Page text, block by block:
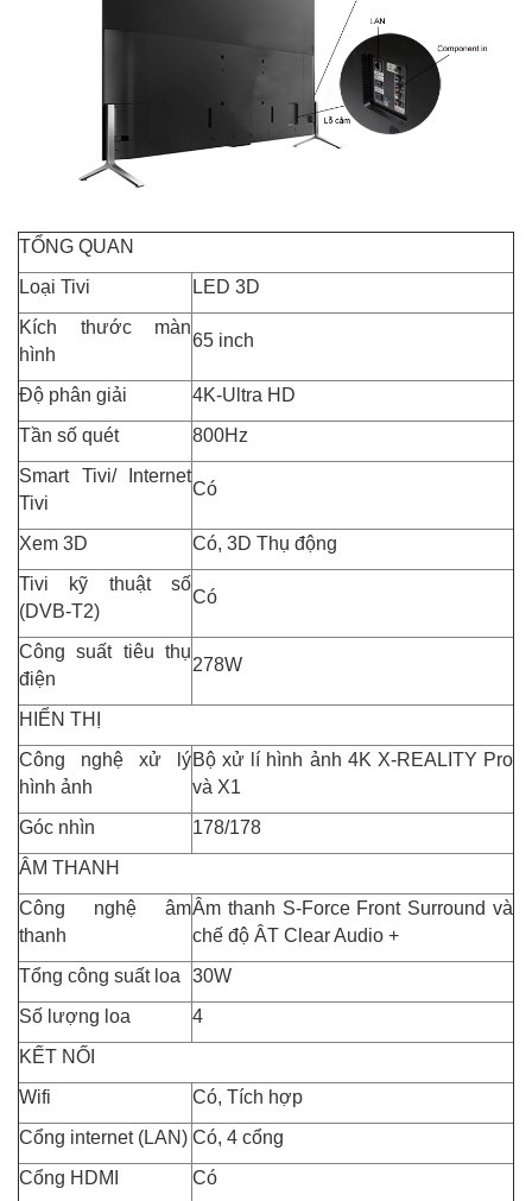
TỔNG QUAN
Loại Tivi
LED 3D
Kích thước màn
hình
65 inch
Độ phân giải
4K-Ultra HD
Tần số quét
800Hz
Smart Tivi/ Internet
Tivi
Có
Xem 3D
Có, 3D Thụ động
Tivi kỹ thuật số
(DVB-T2)
Có
Công suất tiêu thụ
điện
278W
HIỂN THỊ
Công nghệ xử lý
hình ảnh
Bộ xử lí hình ảnh 4K X-REALITY Pro
và X1
Góc nhìn
178/178
ÂM THANH
Công nghệ âm
thanh
Âm thanh S-Force Front Surround và
chế độ ÂT Clear Audio +
Tổng công suất loa
30W
Số lượng loa
4
KẾT NỐI
Wifi
Có, Tích hợp
Cổng internet (LAN) Có, 4 cổng
Cổng HDMI
Có